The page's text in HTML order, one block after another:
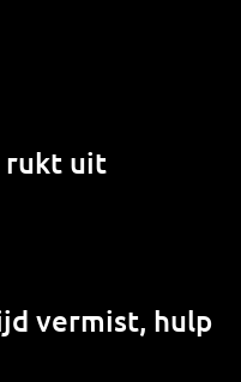
rukt uit
vermist, hulp